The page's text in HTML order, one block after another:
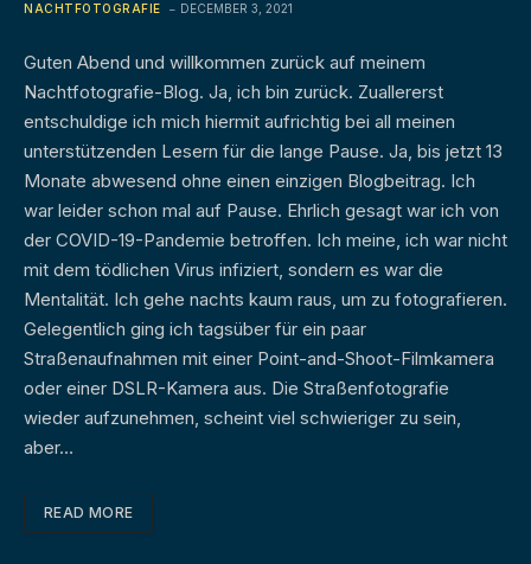
NACHTFOTOGRAFIE DECEMBER 3, 2021
Guten Abend und willkommen zurück auf meinem
Nachtfotografie-Blog. Ja, ich bin zurück. Zuallererst
entschuldige ich mich hiermit aufrichtig bei all meinen
unterstützenden Lesern für die lange Pause. Ja, bis jetzt 13
Monate abwesend ohne einen einzigen Blogbeitrag. Ich
war leider schon mal auf Pause. Ehrlich gesagt war ich von
der COVID-19-Pandemie betroffen. Ich meine, ich war nicht
mit dem tödlichen Virus infiziert, sondern es war die
Mentalität. Ich gehe nachts kaum raus, um zu fotografieren.
Gelegentlich ging ich tagsüber für ein paar
Straßenaufnahmen mit einer Point-and-Shoot-Filmkamera
oder einer DSLR-Kamera aus. Die Straßenfotografie
wieder aufzunehmen, scheint viel schwieriger zu sein,
aber…
READ MORE